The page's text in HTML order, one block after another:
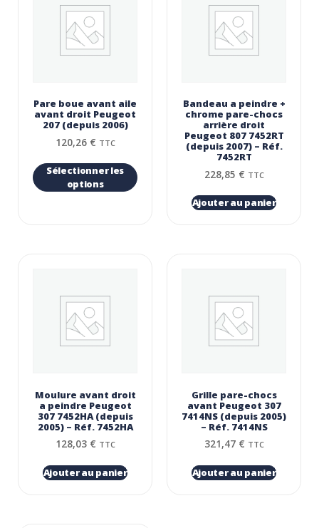
Pare boue avant aile
avant droit Peugeot
207 (depuis 2006)
120,26 € TTC
Sélectionner les
options
Bandeau a peindre +
chrome pare-chocs
arrière droit
Peugeot 807 7452RT
(depuis 2007) – Réf.
7452RT
228,85 € TTC
Ajouter au panier
Moulure avant droit
a peindre Peugeot
307 7452HA (depuis
2005) – Réf. 7452HA
128,03 € TTC
Ajouter au panier
Grille pare-chocs
avant Peugeot 307
7414NS (depuis 2005)
– Réf. 7414NS
321,47 € TTC
Ajouter au panier